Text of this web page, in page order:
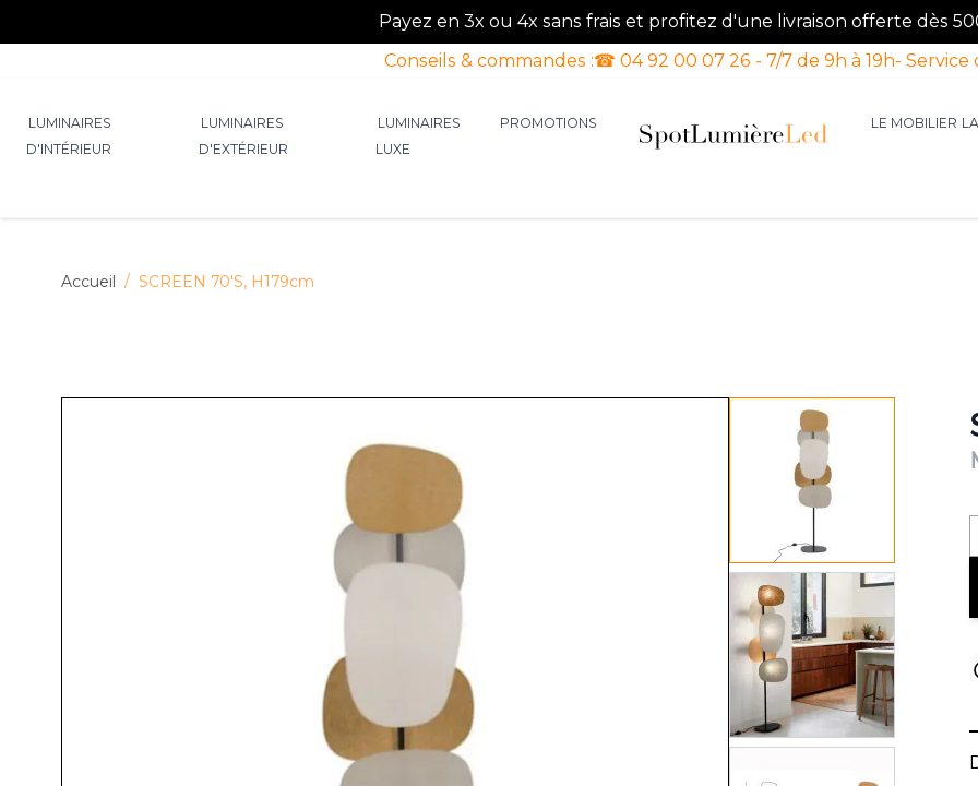
Payez en 3x ou 4x sans frais et profitez d'une livraison offerte dès
Conseils & commandes :☎ 04 92 00 07 26 - 7/7 de 9h à 19h-
LUMINAIRES
D'INTÉRIEUR
LUMINAIRES
D'EXTÉRIEUR
LUMINAIRES
LUXE
PROMOTIONS LE MOBILIER
Accueil / SCREEN 70'S, H179cm
View larger image
View larger image